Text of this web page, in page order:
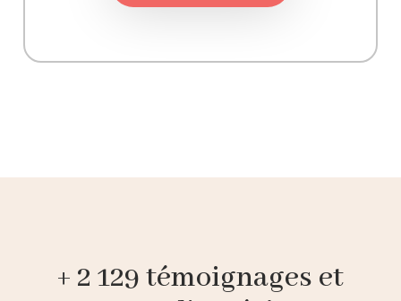
+ 2 129 témoignages et